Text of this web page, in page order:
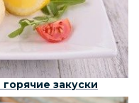
закуски